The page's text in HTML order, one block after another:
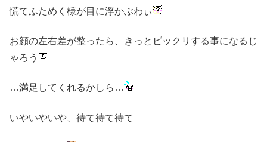
慌てふためく様が目に浮かぶわぃ
お顔の左右差が整ったら、きっとビックリする事になるじ
ゃろう
…満足してくれるかしら…
いやいやいや、待て待て待て